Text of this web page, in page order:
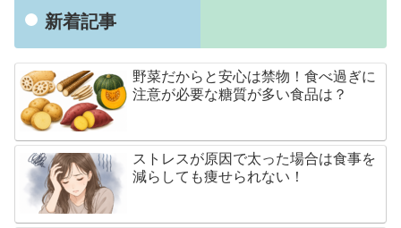
新着記事
野菜だからと安心は禁物！食べ過ぎに
注意が必要な糖質が多い食品は？
ストレスが原因で太った場合は食事を
減らしても痩せられない！